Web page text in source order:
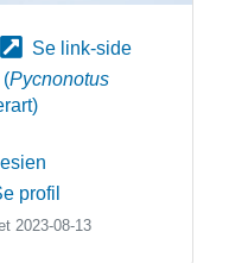
Se link-side
(Pycnonotus
)
profil
2023-08-13